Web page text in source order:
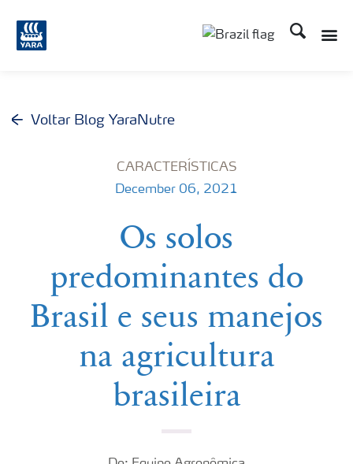
Busca
Voltar Blog YaraNutre
CARACTERÍSTICAS
December 06, 2021
Os solos
predominantes do
Brasil e seus manejos
na agricultura
brasileira